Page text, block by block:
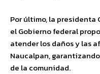
Por último, la presidenta
el Gobierno federal
atender los daños y las
Naucalpan,
de la comunidad.